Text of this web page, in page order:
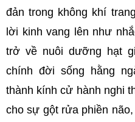
đản trong không khí
lời kinh vang lên như
trở về nuôi dưỡng hạt
chính đời sống hằng
thành kính cử hành nghi
cho sự gột rửa phiền